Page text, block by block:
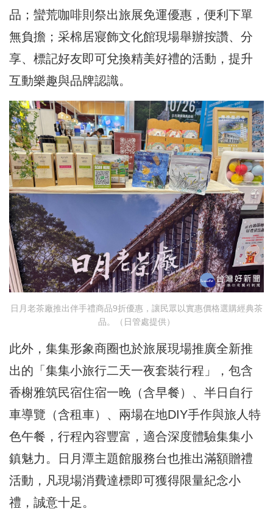
品；蠻荒咖啡則祭出旅展免運優惠，便利下單
無負擔；采棉居寢飾文化館現場舉辦按讚、分
享、標記好友即可兌換精美好禮的活動，提升
互動樂趣與品牌認識。
日月老茶廠推出伴手禮商品9折優惠，讓民眾以實惠價格選購經典茶
品。（日管處提供）
此外，集集形象商圈也於旅展現場推廣全新推
出的「集集小旅行二天一夜套裝行程」，包含
香榭雅筑民宿住宿一晚（含早餐）、半日自行
車導覽（含租車）、兩場在地DIY手作與旅人特
色午餐，行程內容豐富，適合深度體驗集集小
鎮魅力。日月潭主題館服務台也推出滿額贈禮
活動，凡現場消費達標即可獲得限量紀念小
禮，誠意十足。